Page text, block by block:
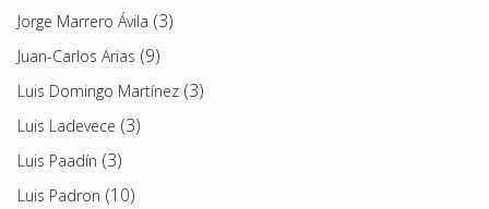
Jorge Marrero Ávila (3)
Juan-Carlos Arias (9)
Luis Domingo Martínez (3)
Luis Ladevece (3)
Luis Paadín (3)
Luis Padron (10)